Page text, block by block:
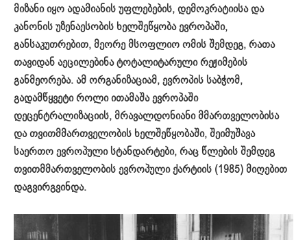
მიზანი იყო ადამიანის უფლებების, დემოკრატიისა და
კანონის უზენაესობის ხელშეწყობა ევროპაში,
განსაკუთრებით,მეორე მსოფლიო ომის შემდეგ, რათა
თავიდან აეცილებინა ტოტალიტარული რეჟიმების
განმეორება. ამ ორგანიზაციამ, ევროპის საბჭომ,
გადამწყვეტი როლი ითამაშა ევროპაში
დეცენტრალიზაციის, მრავალდონიანი მმართველობისა
და თვითმმართველობის ხელშეწყობაში, შეიმუშავა
საერთო ევროპული სტანდარტები, რაც წლების შემდეგ
თვითმმართველობის ევროპული ქარტიის (1985) მიღებით
დაგვირგვინდა.